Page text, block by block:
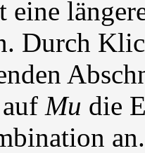
eine
Durch
Mu die
an.